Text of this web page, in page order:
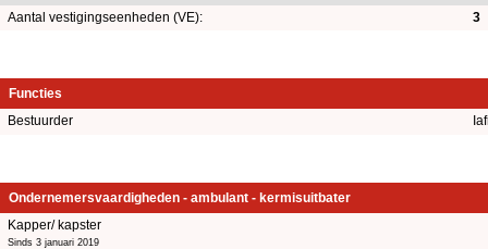
Aantal vestigingseenheden (VE): 3
Functies
Bestuurder
Ondernemersvaardigheden - ambulant - kermisuitbater
Kapper/ kapster
Sinds 3 januari 2019